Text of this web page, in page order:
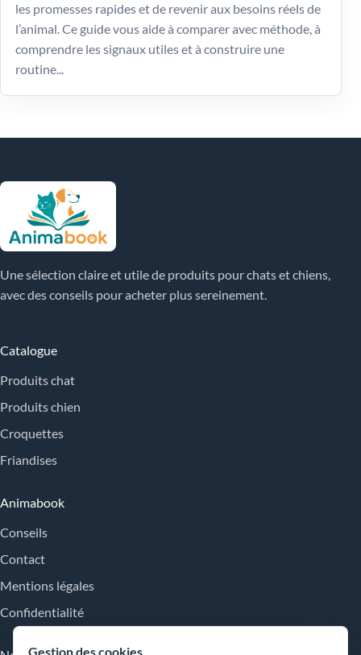
les promesses rapides et de revenir aux besoins réels de
l’animal. Ce guide vous aide à comparer avec méthode, à
comprendre les signaux utiles et à construire une
routine...
Une sélection claire et utile de produits pour chats et chiens,
avec des conseils pour acheter plus sereinement.
Catalogue
Produits chat
Produits chien
Croquettes
Friandises
Animabook
Conseils
Contact
Mentions légales
Confidentialité
Gestion des cookies